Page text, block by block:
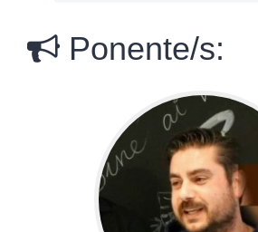
Ponente/s: